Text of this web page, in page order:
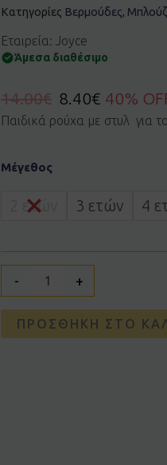
Κατηγορίες Βερμούδες,
Εταιρεία: Joyce
Άμεσα διαθέσιμο
14.00€ 8.40€ 40%
Παιδικά ρούχα με στυλ για
Μέγεθος
2 ετών 3 ετών 4
-
JOYCE
άσπρο
ποσότητα
+
ΠΡΟΣΘΉΚΗ ΣΤΟ